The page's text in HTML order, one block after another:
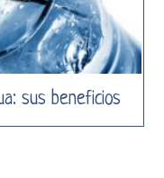
sus beneficios